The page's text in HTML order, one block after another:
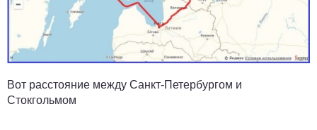
Вот расстояние между Санкт-Петербургом и
Стокгольмом